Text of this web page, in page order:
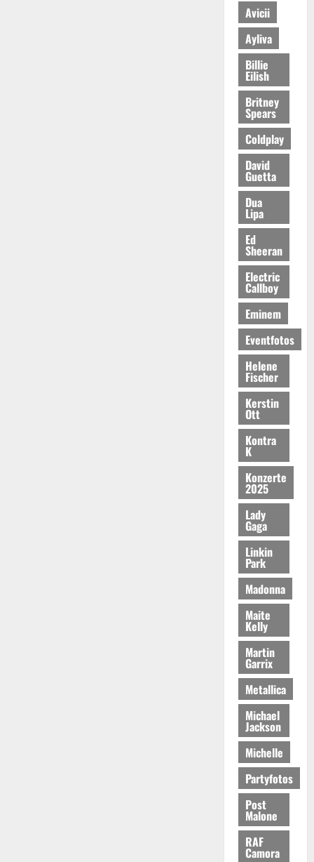
Avicii
Ayliva
Billie
Eilish
Britney
Spears
Coldplay
David
Guetta
Dua
Lipa
Ed
Sheeran
Electric
Callboy
Eminem
Eventfotos
Helene
Fischer
Kerstin
Ott
Kontra
K
Konzerte
2025
Lady
Gaga
Linkin
Park
Madonna
Maite
Kelly
Martin
Garrix
Metallica
Michael
Jackson
Michelle
Partyfotos
Post
Malone
RAF
Camora